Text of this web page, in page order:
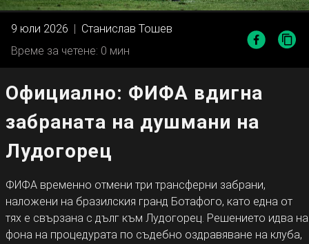
9 юли 2026 | Станислав Тошев
Време за четене: 0 мин
Официално: ФИФА вдигна
забраната на душмани на
Лудогорец
ФИФА временно отмени три трансферни забрани,
наложени на бразилския гранд Ботафого, като една от
тях е свързана с дълг към Лудогорец. Решението идва на
фона на процедурата по съдебно оздравяване на клуба,